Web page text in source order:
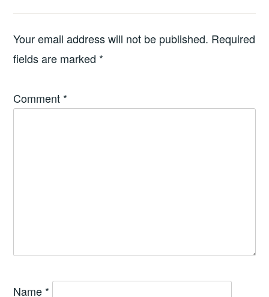
Your email address will not be published. Required
fields are marked *
Comment *
Name *